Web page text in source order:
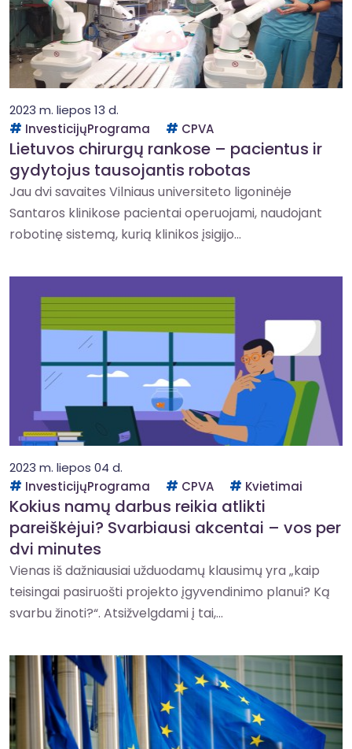
2023 m. liepos 13 d.
InvesticijųPrograma
CPVA
Lietuvos chirurgų rankose – pacientus ir
gydytojus tausojantis robotas
Jau dvi savaites Vilniaus universiteto ligoninėje
Santaros klinikose pacientai operuojami, naudojant
robotinę sistemą, kurią klinikos įsigijo...
2023 m. liepos 04 d.
InvesticijųPrograma
CPVA Kvietimai
Kokius namų darbus reikia atlikti
pareiškėjui? Svarbiausi akcentai – vos per
dvi minutes
Vienas iš dažniausiai užduodamų klausimų yra „kaip
teisingai pasiruošti projekto įgyvendinimo planui? Ką
svarbu žinoti?“. Atsižvelgdami į tai,...